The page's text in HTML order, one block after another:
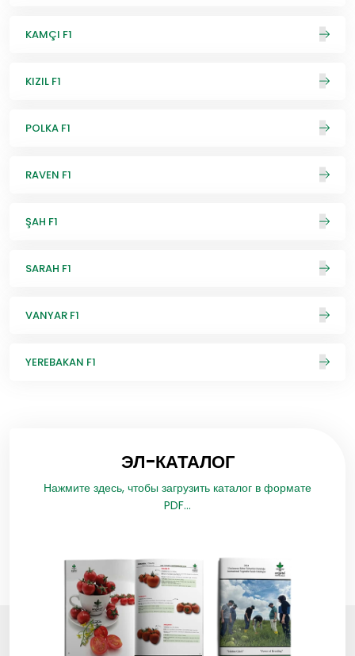
KAMÇI F1
KIZIL F1
POLKA F1
RAVEN F1
ŞAH F1
SARAH F1
VANYAR F1
YEREBAKAN F1
ЭЛ-КАТАЛОГ
Нажмите здесь, чтобы загрузить каталог в формате
PDF...